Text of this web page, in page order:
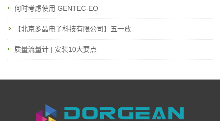
何时考虑使用 GENTEC-EO
【北京多晶电子科技有限公司】五一放
质量流量计 | 安装10大要点